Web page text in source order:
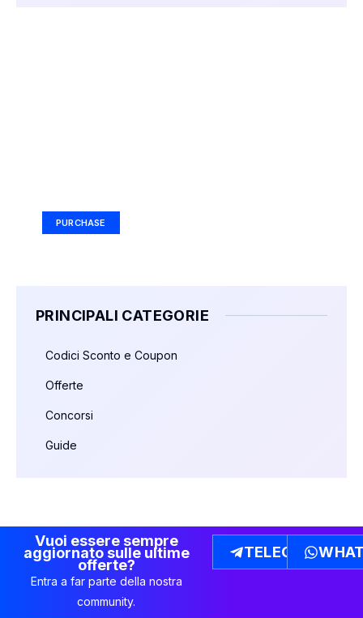
PURCHASE
PRINCIPALI CATEGORIE
Codici Sconto e Coupon
Offerte
Concorsi
Guide
Vuoi essere sempre
aggiornato sulle ultime
offerte?
Entra a far parte della nostra
community.
TELEGRAM